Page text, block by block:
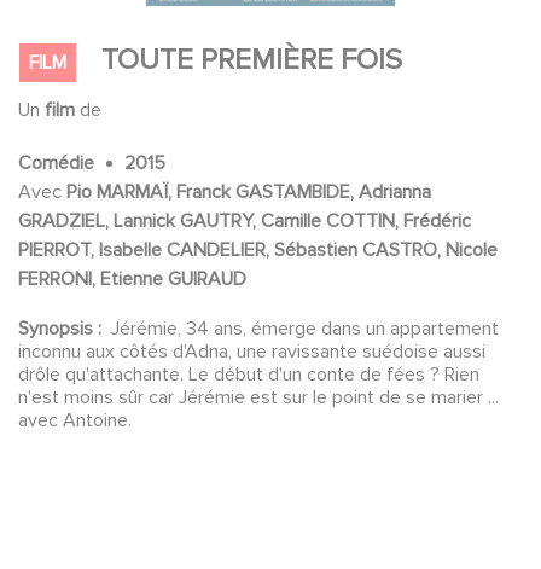
FILM TOUTE PREMIÈRE FOIS
Un film de
Comédie
2015
Avec Pio MARMAÏ, Franck GASTAMBIDE, Adrianna
GRADZIEL, Lannick GAUTRY, Camille COTTIN, Frédéric
PIERROT, Isabelle CANDELIER, Sébastien CASTRO, Nicole
FERRONI, Etienne GUIRAUD
Synopsis : Jérémie, 34 ans, émerge dans un appartement
inconnu aux côtés d'Adna, une ravissante suédoise aussi
drôle qu'attachante. Le début d'un conte de fées ? Rien
n'est moins sûr car Jérémie est sur le point de se marier ...
avec Antoine.